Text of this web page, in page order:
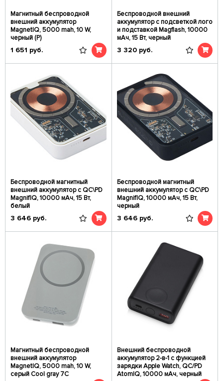
Магнитный беспроводной
внешний аккумулятор
MagnetIQ, 5000 mah, 10 W,
черный (Р)
1 651 руб.
Беспроводной внешний
аккумулятор с подсветкой лого
и подставкой Magflash, 10000
мАч, 15 Вт, черный
3 320 руб.
Беспроводной магнитный
внешний аккумулятор с QC\PD
MagnifIQ, 10000 мАч, 15 Вт,
белый
3 646 руб.
Беспроводной магнитный
внешний аккумулятор с QC\PD
MagnifIQ, 10000 мАч, 15 Вт,
черный
3 646 руб.
Магнитный беспроводной
внешний аккумулятор
MagnetIQ, 5000 mah, 10 W,
серый Cool gray 7C
Внешний беспроводной
аккумулятор 2-в-1 с функцией
зарядки Apple Watch, QC/PD
AtomIQ, 10000 мАч, черный